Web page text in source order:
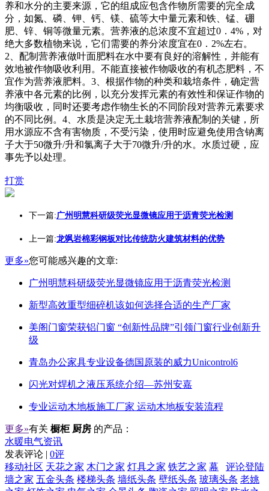
养和水分的主要来源，它的组成应包含作物所需要的完全成
分，如氮、磷、钾、钙、镁、硫等大中量元素和铁、锰、硼
肥、锌、铜等微量元素。营养液的总浓度不宜超过0．4%，对
绝大多数植物来说，它们需要的养分浓度宜在0．2%左右。
2、配制营养液做叶面肥料在水中要有良好的溶解性，并能有
效地被作物吸收利用。不能直接被作物吸收的有机态肥料，不
宜作为营养液肥料。3、根据作物的种类和栽培条件，确定营
养液中各元素的比例，以充分发挥元素的有效性和保证作物的
均衡吸收，同时还要考虑作物生长的不同阶段对营养元素要求
的不同比例。4、水质是决定无土栽培营养液配制的关键，所
用水源应不含有害物质，不受污染，使用时应避免使用含钠离
子大于50微升/升和氯离子大于70微升/升的水。水质过硬，应
事先予以处理。
打赏
下一篇:广州明慧科研级荧光显微镜应用于沥青荧光检测
上一篇:龙飒岩棉彩钢板对比传统防火建筑材料的优势
更多»您可能感兴趣的文章:
广州明慧科研级荧光显微镜应用于沥青荧光检测
新型高效重型细碎机该如何选择合适的生产厂家
美阁门窗荣获铝门窗 “创新性品牌”引领门窗行业创新升
级
青岛办公家具专业设备德国原装的威力Unicontrol6
闪光对焊机之液压系统介绍—苏州安嘉
专业运动木地板施工厂家 运动木地板安装流程
更多»有关 橱柜 厨房 的产品：
水暖电气资讯
发表评论 | 0评
评论登陆
移动社区 天花之家 木门之家 灯具之家 铁艺之家 幕
墙之家 五金头条 楼梯头条 墙纸头条 壁纸头条 玻璃头条 老姚